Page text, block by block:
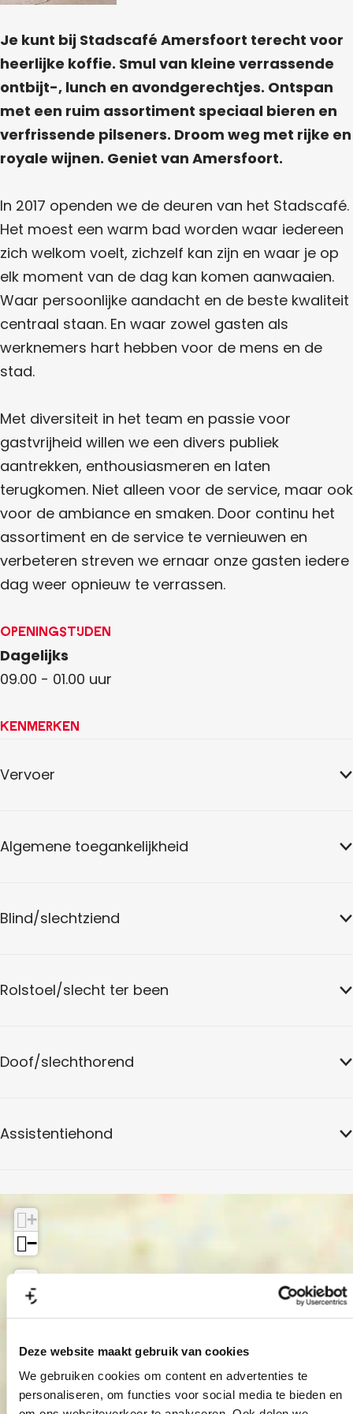
Deze website maakt gebruik van cookies
We gebruiken cookies om content en advertenties te
personaliseren, om functies voor social media te bieden en
e
r
s
f
o
o
t
o
r
t o
o
r
t
t
a
d
s
c
a
é
A
m
e
r
s
f
o
r
t
Je kunt bij Stadscafé Amersfoort terecht voor
heerlijke koffie. Smul van kleine verrassende
ontbijt-, lunch en avondgerechtjes. Ontspan
met een ruim assortiment speciaal bieren en
verfrissende pilseners. Droom weg met rijke en
royale wijnen. Geniet van Amersfoort.
In 2017 openden we de deuren van het Stadscafé.
Het moest een warm bad worden waar iedereen
zich welkom voelt, zichzelf kan zijn en waar je op
elk moment van de dag kan komen aanwaaien.
Waar persoonlijke aandacht en de beste kwaliteit
centraal staan. En waar zowel gasten als
werknemers hart hebben voor de mens en de
stad.
Met diversiteit in het team en passie voor
gastvrijheid willen we een divers publiek
aantrekken, enthousiasmeren en laten
terugkomen. Niet alleen voor de service, maar ook
voor de ambiance en smaken. Door continu het
assortiment en de service te vernieuwen en
verbeteren streven we ernaar onze gasten iedere
dag weer opnieuw te verrassen.
Openingstijden
Dagelijks
09.00 - 01.00 uur
Kenmerken
Vervoer
Algemene toegankelijkheid
Blind/slechtziend
Rolstoel/slecht ter been
Doof/slechthorend
Assistentiehond
Stadscafé
Amersfoort
+
−